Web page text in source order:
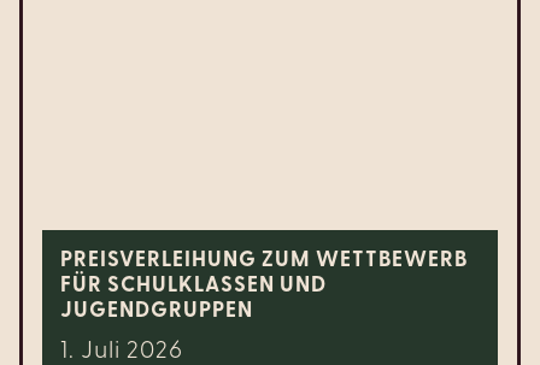
PREISVERLEIHUNG ZUM WETTBEWERB
FÜR SCHULKLASSEN UND
JUGENDGRUPPEN
1. Juli 2026